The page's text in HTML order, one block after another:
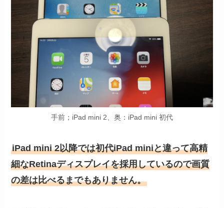
手前；iPad mini 2、奥：iPad mini 初代
iPad mini 2以降では初代iPad miniと違って高精
細なRetinaディスプレイを採用しているので画質
の差は比べるまでもありません。